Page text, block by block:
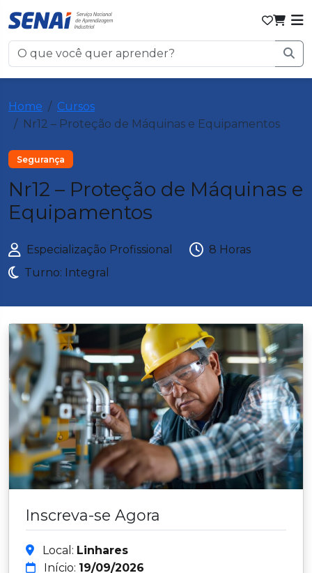
Home
Cursos
Nr12 – Proteção de Máquinas e Equipamentos
Segurança
Nr12 – Proteção de Máquinas e
Equipamentos
Especialização Profissional
8 Horas
Turno: Integral
Inscreva-se Agora
Local: Linhares
Início: 19/09/2026